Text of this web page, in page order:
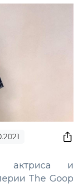
актриса и
The Goop